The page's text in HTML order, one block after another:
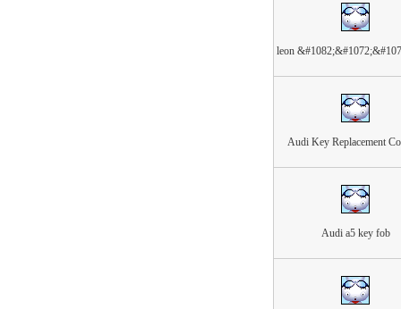
leon
Audi Key Replacement
Audi a5 key fob